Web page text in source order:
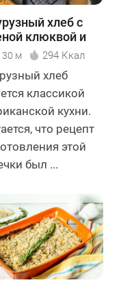
хлеб с
клюквой и
30 м 294 Ккал
хлеб
классикой
кухни.
что рецепт
этой
был ...